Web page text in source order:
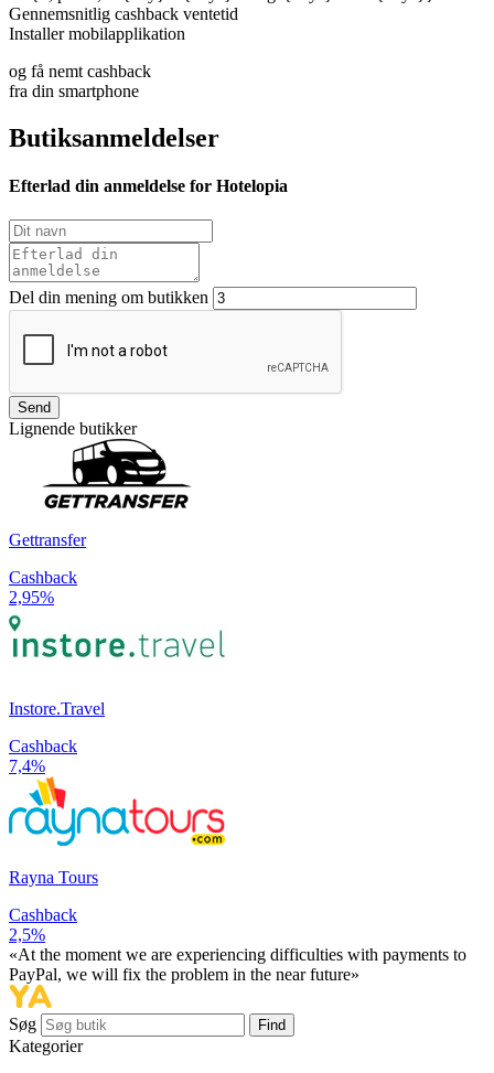
Gennemsnitlig cashback ventetid
Installer mobilapplikation
og få nemt cashback
fra din smartphone
Butiksanmeldelser
Efterlad din anmeldelse for Hotelopia
Del din mening om butikken
Send
Lignende butikker
Gettransfer
Cashback
2,95%
Instore.Travel
Cashback
7,4%
Rayna Tours
Cashback
2,5%
«At the moment we are experiencing difficulties with payments to
PayPal, we will fix the problem in the near future»
Søg Find
Kategorier